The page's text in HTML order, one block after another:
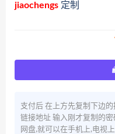
jiaochengs 定制
支付后 在上方先复制下边
链接地址 输入刚才复制的
网盘,就可以在手机上,电视